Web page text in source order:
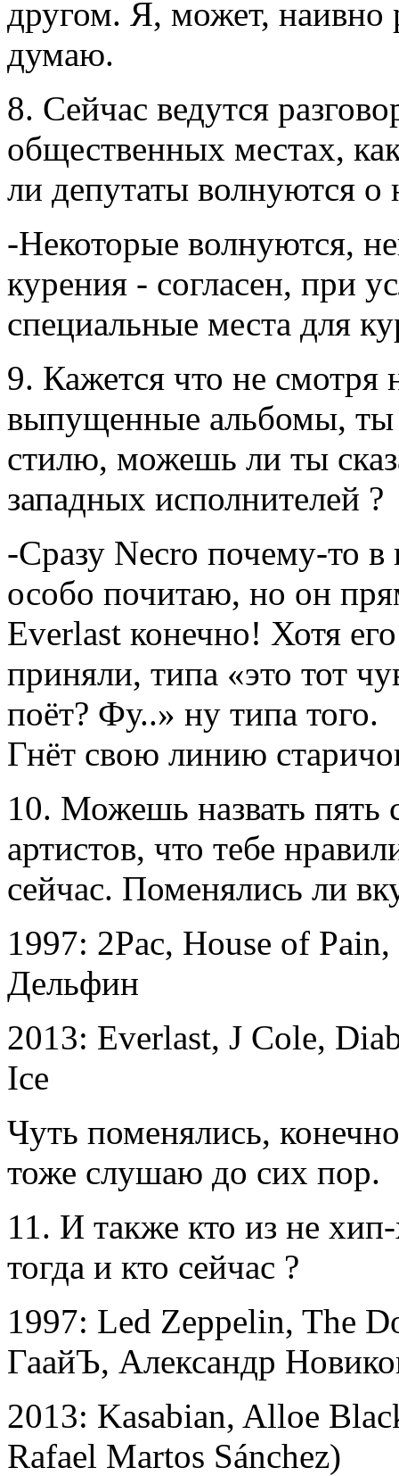
другом. Я, может, наивно
думаю.
8. Сейчас ведутся
общественных местах,
ли депутаты волнуются о
-Некоторые волнуются,
курения - согласен, при
специальные места для
9. Кажется что не
выпущенные альбомы, ты
стилю, можешь ли ты
западных исполнителей ?
-Сразу Necro почему-то в
особо почитаю, но он
Everlast конечно! Хотя
приняли, типа «это тот
поёт? Фу..» ну типа того.
Гнёт свою линию
10. Можешь назвать
артистов, что тебе
сейчас. Поменялись ли
1997: 2Pac, House of
Дельфин
2013: Everlast, J Cole,
Ice
Чуть поменялись,
тоже слушаю до сих пор.
11. И также кто из не
тогда и кто сейчас ?
1997: Led Zeppelin, The
ГаайЪ, Александр
2013: Kasabian, Alloe
Rafael Martos Sánchez)